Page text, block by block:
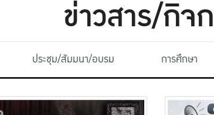
ข่าวสาร/กิจ
ประชุม/สัมมนา/อบรม การศึกษา